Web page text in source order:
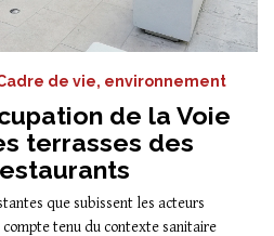
de vie, environnement
de la Voie
terrasses des
que subissent les acteurs
tenu du contexte sanitaire